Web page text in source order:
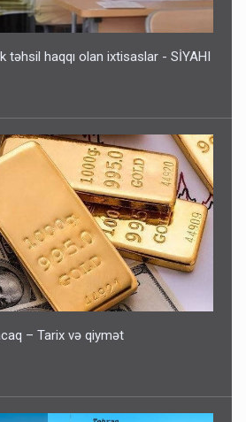
təhsil haqqı olan ixtisaslar - SİYAHI
– Tarix və qiymət